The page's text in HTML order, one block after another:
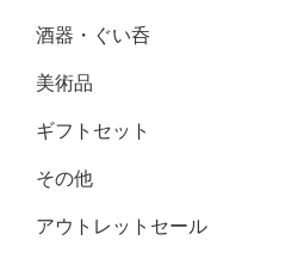
酒器・ぐい呑
美術品
ギフトセット
その他
アウトレットセール